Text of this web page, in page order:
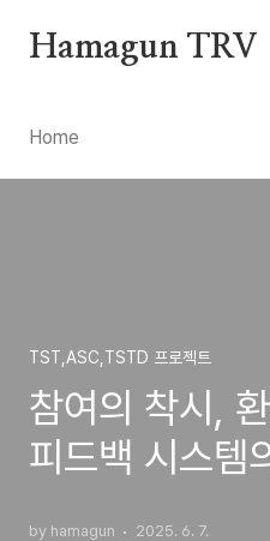
Hamagun TRV
Home
TST,ASC,TSTD 프로젝트
참여의 착시,
피드백 시스템
by hamagun 2025. 6. 7.